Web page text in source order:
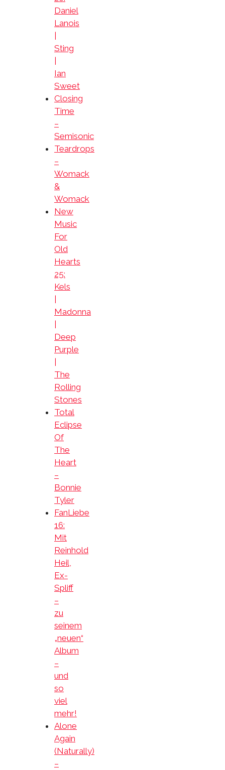
Daniel
Lanois
|
Sting
|
Ian
Sweet
Closing
Time
–
Semisonic
Teardrops
–
Womack
&
Womack
New
Music
For
Old
Hearts
25:
Kels
|
Madonna
|
Deep
Purple
|
The
Rolling
Stones
Total
Eclipse
Of
The
Heart
–
Bonnie
Tyler
FanLiebe
16:
Mit
Reinhold
Heil,
Ex-
Spliff
–
zu
seinem
„neuen“
Album
–
und
so
viel
mehr!
Alone
Again
(Naturally)
–